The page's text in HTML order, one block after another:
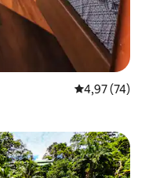
Gemiddelde
4,97 (74)